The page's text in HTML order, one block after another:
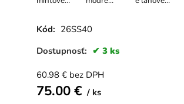
Kód: 26SS40
Dostupnosť:
3 ks
60.98€ bez DPH
75.00€ ks